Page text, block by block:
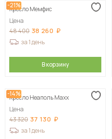
-21%
Кресло Мемфис
Цена
48 400 38 260
за 1 день
В корзину
-14%
Кресло Неаполь Maxx
Цена
43 320 37 130
за 1 день